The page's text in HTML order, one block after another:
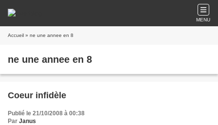
MENU
Accueil » ne une annee en 8
ne une annee en 8
Coeur infidèle
Publié le 21/10/2008 à 00:38
Par Janus